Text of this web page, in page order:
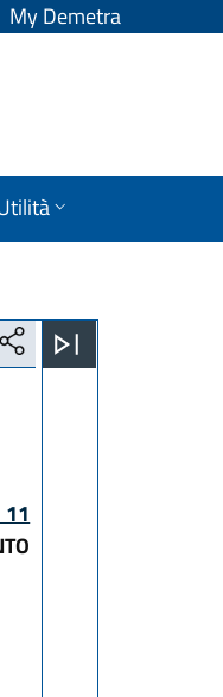
My Demetra
11